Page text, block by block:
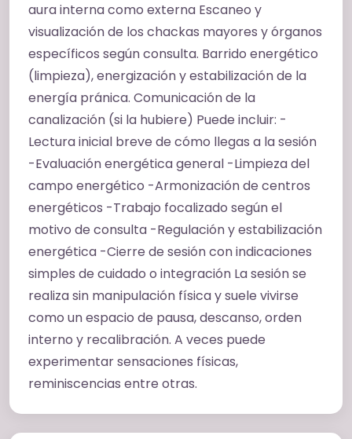
relajación profunda Disminución del estrés y la
sobrecarga Mayor claridad mental Sensación
de alivio energético y emocional Más equilibrio
interno Mejor descanso Mayor sensación de
vitalidad Acompañamiento en momentos de
cambio, crisis o agotamiento Sensación de
mayor enraizamiento y bienestar general
aura interna como externa Escaneo y
visualización de los chackas mayores y órganos
específicos según consulta. Barrido energético
(limpieza), energización y estabilización de la
energía pránica. Comunicación de la
canalización (si la hubiere) Puede incluir: -
Lectura inicial breve de cómo llegas a la sesión
-Evaluación energética general -Limpieza del
campo energético -Armonización de centros
energéticos -Trabajo focalizado según el
motivo de consulta -Regulación y estabilización
energética -Cierre de sesión con indicaciones
simples de cuidado o integración La sesión se
realiza sin manipulación física y suele vivirse
como un espacio de pausa, descanso, orden
interno y recalibración. A veces puede
experimentar sensaciones físicas,
reminiscencias entre otras.